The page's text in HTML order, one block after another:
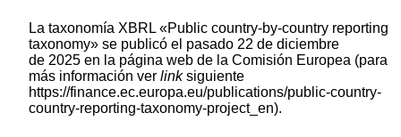
La taxonomía XBRL «Public country‑by‑country reporting
taxonomy» se publicó el pasado 22 de diciembre
de 2025 en la página web de la Comisión Europea (para
más información ver linksiguiente
https://finance.ec.europa.eu/publications/public-country-
country-reporting-taxonomy-project_en).